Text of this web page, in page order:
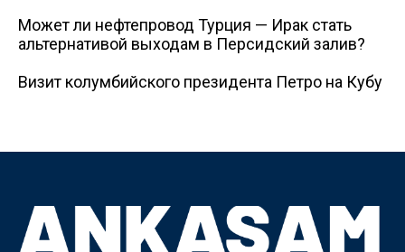
Может ли нефтепровод Турция — Ирак стать
альтернативой выходам в Персидский залив?
Визит колумбийского президента Петро на Кубу